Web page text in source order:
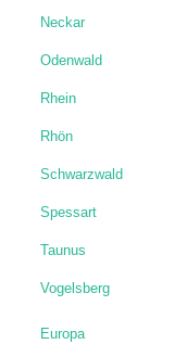
Neckar
Odenwald
Rhein
Rhön
Schwarzwald
Spessart
Taunus
Vogelsberg
Europa